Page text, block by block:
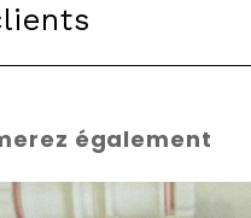
également